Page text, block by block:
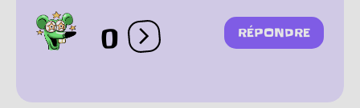
0 Ouvrir les réactions
RÉPONDRE